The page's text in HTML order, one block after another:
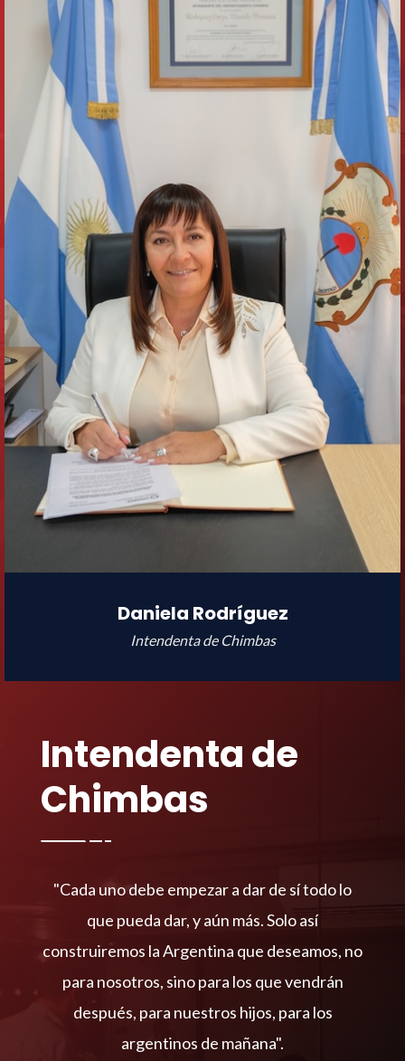
Daniela Rodríguez
Intendenta de Chimbas
Intendenta de
Chimbas
"Cada uno debe empezar a dar de sí todo lo
que pueda dar, y aún más. Solo así
construiremos la Argentina que deseamos, no
para nosotros, sino para los que vendrán
después, para nuestros hijos, para los
argentinos de mañana".